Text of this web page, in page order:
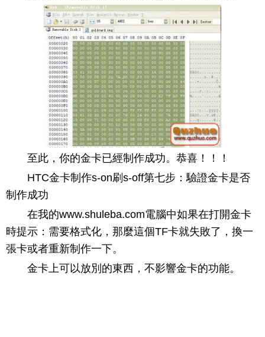
至此，你的金卡已經制作成功。恭喜！！！
HTC金卡制作s-on刷s-off第七步：驗證金卡是否
制作成功
在我的www.shuleba.com電腦中如果在打開金卡
時提示：需要格式化，那麼這個TF卡就失敗了，換一
張卡或者重新制作一下。
金卡上可以放別的東西，不影響金卡的功能。